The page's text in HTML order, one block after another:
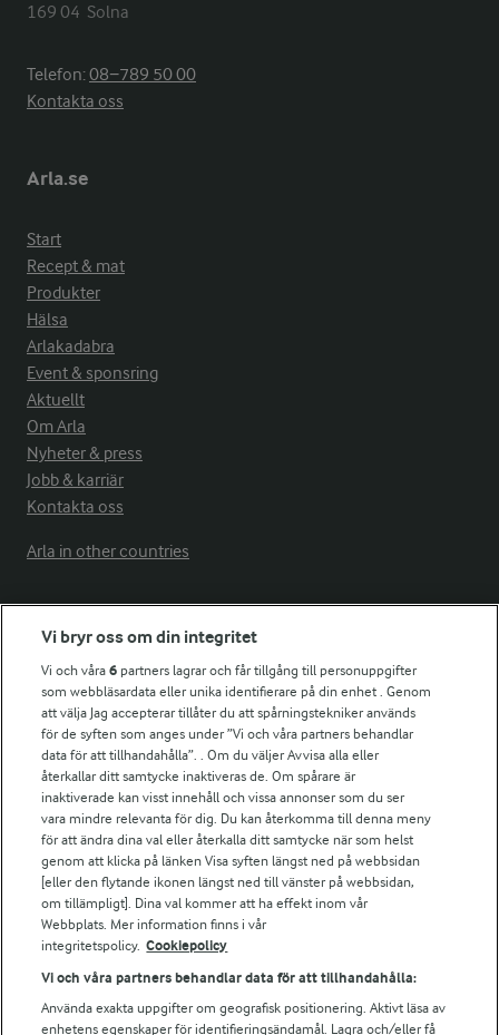
169 04  Solna
Telefon:08−789 50 00
Kontakta oss
Arla.se
Start
Recept & mat
Produkter
Hälsa
Arlakadabra
Event & sponsring
Aktuellt
Om Arla
Nyheter & press
Jobb & karriär
Kontakta oss
Arla in other countries
Fler Arlasajter
För ägare
Arlas kundportal
Arla.com
Falbygdens Ost
Arla webbshop
Bildbank
Följ oss
Vi bryr oss om din integritet
Vi och våra6 partners lagrar och får tillgång till personuppgifter
som webbläsardata eller unika identifierare på din enhet . Genom
att välja Jag accepterar tillåter du att spårningstekniker används
för de syften som anges under ”Vi och våra partners behandlar
data för att tillhandahålla”. . Om du väljer Avvisa alla eller
återkallar ditt samtycke inaktiveras de. Om spårare är
inaktiverade kan visst innehåll och vissa annonser som du ser
vara mindre relevanta för dig. Du kan återkomma till denna meny
för att ändra dina val eller återkalla ditt samtycke när som helst
genom att klicka på länken Visa syften längst ned på webbsidan
[eller den flytande ikonen längst ned till vänster på webbsidan,
om tillämpligt]. Dina val kommer att ha effekt inom vår
Webbplats. Mer information finns i vår
integritetspolicy. Cookiepolicy
Vi och våra partners behandlar data för att tillhandahålla:
Använda exakta uppgifter om geografisk positionering. Aktivt läsa av
enhetens egenskaper för identifieringsändamål. Lagra och/eller få